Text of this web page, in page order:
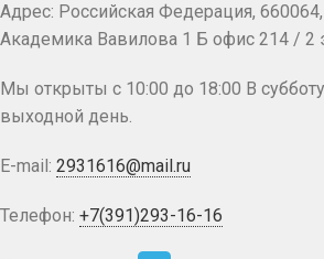
Адрес: Российская Федерация, 660064,
Академика Вавилова 1 Б офис 214 / 2
Мы открыты с 10:00 до 18:00 В
выходной день.
E-mail: 2931616@mail.ru
Телефон: +7(391)293-16-16